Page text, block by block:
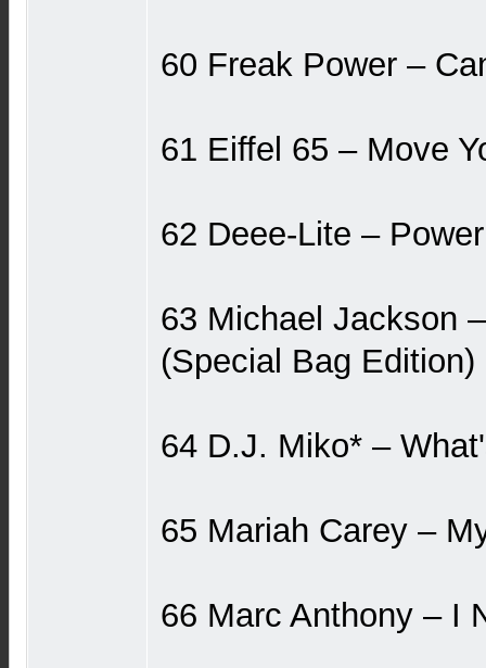
60 Freak Power ‎–
61 Eiffel 65 ‎– Move
62 Deee-Lite ‎–
63 Michael Jackson
(Special Bag Edition)
64 D.J. Miko* ‎–
65 Mariah Carey ‎–
66 Marc Anthony ‎– I